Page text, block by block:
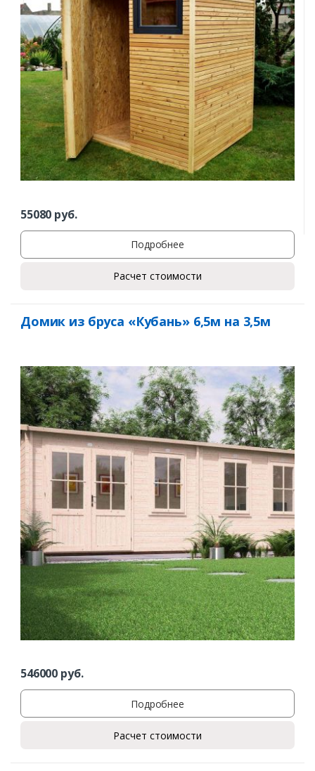
Заказать
Ваше имя*
Ваш телефон*
Комментарий к заказу
55080 руб.
Подробнее
Расчет стоимости
Домик из бруса «Кубань» 6,5м на 3,5м
546000 руб.
Подробнее
Расчет стоимости